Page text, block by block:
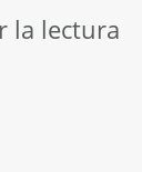
la lectura